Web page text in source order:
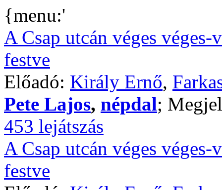
{menu:'
A Csap utcán véges
festve
Előadó: Király Ernő,
Pete Lajos, népdal;
453 lejátszás
A Csap utcán véges
festve